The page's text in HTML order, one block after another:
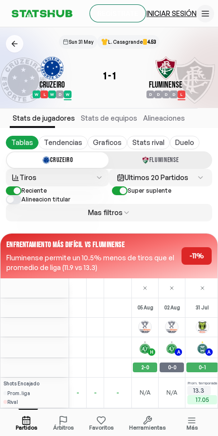
INICIAR SESIÓN
Sun 31 May L. Casagrande 4.53
Cruzeiro
W L W D W
1-1
Fluminense
D D D D L
Stats de jugadores Stats de equipos Alineaciones
Tablas Tendencias Graficos Stats rival Duelo
CRUZEIRO FLUMINENSE
Tiros Ultimos 20 Partidos
Reciente
Super suplente
Alineacion titular
Mas filtros
ENFRENTAMIENTO MÁS DIFÍCIL VS FLUMINENSE
Fluminense permite un 10.5% menos de tiros que el
promedio de liga (11.9 vs 13.3)
-11%
05 Aug 02 Aug 31 Jul
H A A
2-0 0-0 0-1
Shots Encajado
Prom. liga
Rival
- - - N/A N/A
Prom. temporada
13.3
17.05
G. Pec Abrir menú 3.00
62'
Partidos Árbitros Favoritos Herramientas Más